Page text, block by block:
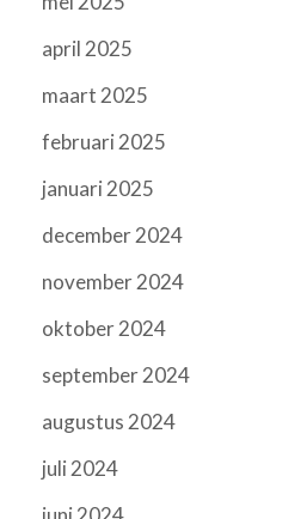
april 2025
maart 2025
februari 2025
januari 2025
december 2024
november 2024
oktober 2024
september 2024
augustus 2024
juli 2024